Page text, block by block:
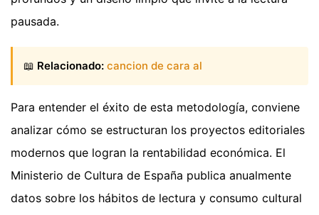
pausada.
📖 Relacionado: cancion de cara al
Para entender el éxito de esta metodología, conviene
analizar cómo se estructuran los proyectos editoriales
modernos que logran la rentabilidad económica. El
Ministerio de Cultura de España publica anualmente
datos sobre los hábitos de lectura y consumo cultural